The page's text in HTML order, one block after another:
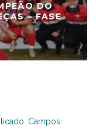
DO
– FASE
Campos